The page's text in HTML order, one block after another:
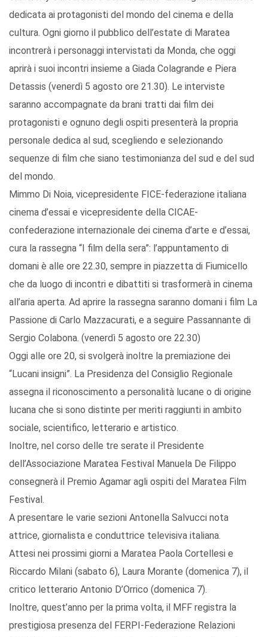
dedicata ai protagonisti del mondo del cinema e della
cultura. Ogni giorno il pubblico dell’estate di Maratea
incontrerà i personaggi intervistati da Monda, che oggi
aprirà i suoi incontri insieme a Giada Colagrande e Piera
Detassis (venerdì 5 agosto ore 21.30). Le interviste
saranno accompagnate da brani tratti dai film dei
protagonisti e ognuno degli ospiti presenterà la propria
personale dedica al sud, scegliendo e selezionando
sequenze di film che siano testimonianza del sud e del sud
del mondo.
Mimmo Di Noia, vicepresidente FICE-federazione italiana
cinema d’essai e vicepresidente della CICAE-
confederazione internazionale dei cinema d’arte e d’essai,
cura la rassegna “I film della sera”: l’appuntamento di
domani è alle ore 22.30, sempre in piazzetta di Fiumicello
che da luogo di incontri e dibattiti si trasformerà in cinema
all’aria aperta. Ad aprire la rassegna saranno domani i film La
Passione di Carlo Mazzacurati, e a seguire Passannante di
Sergio Colabona. (venerdì 5 agosto ore 22.30)
Oggi alle ore 20, si svolgerà inoltre la premiazione dei
“Lucani insigni”. La Presidenza del Consiglio Regionale
assegna il riconoscimento a personalità lucane o di origine
lucana che si sono distinte per meriti raggiunti in ambito
sociale, scientifico, letterario e artistico.
Inoltre, nel corso delle tre serate il Presidente
dell’Associazione Maratea Festival Manuela De Filippo
consegnerà il Premio Agamar agli ospiti del Maratea Film
Festival.
A presentare le varie sezioni Antonella Salvucci nota
attrice, giornalista e conduttrice televisiva italiana.
Attesi nei prossimi giorni a Maratea Paola Cortellesi e
Riccardo Milani (sabato 6), Laura Morante (domenica 7), il
critico letterario Antonio D’Orrico (domenica 7).
Inoltre, quest’anno per la prima volta, il MFF registra la
prestigiosa presenza del FERPI-Federazione Relazioni